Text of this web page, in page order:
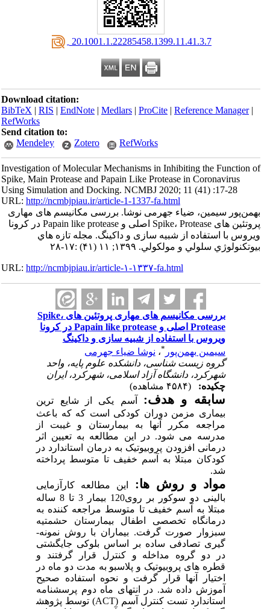
‎ 20.1001.1.22285458.1399.11.41.3.7
Download citation:
BibTeX| RIS|EndNote|Medlars|ProCite|
Send citation to:
Mendeley
Zotero
Investigation of Molecular Mechanisms in Inhibiting
Spike, Main Protease and Papain Like Protease in
Using Simulation and Docking. NCMBJ 2020; 11 (41)
URL:http://ncmbjpiau.ir/article-1-1337-fa.html
ضیاء جهرمی نوشا. بررسی مکانیسم های مهاری
پروتئین های Spike، Protease اصلی و Papain like protease در کرونا
از شبیه سازی و داکینگ. مجله تازه هاي
مولكولي. ۱۳۹۹; ۱۱ (۴۱) :۱۷-۲۸
URL:http://ncmbjpiau.ir/article-۱-۱۳۳۷-fa.html
بررسی مکانیسم های مهاری پروتئین های Spike،
Protease اصلی و Papain like protease در کرونا
با استفاده از شبیه سازی و داکینگ
بهمن‌پور ،نوشا ضیاء جهرمی
زیست شناسی، دانشکده علوم پایه، واحد
دانشگاه آزاد اسلامی، شهرکرد، ایران
و هدف:
آسم یکی از شایع­ ترین
مزمن دوران کودکی است که که باعث
مکرر آن­ها به بیمارستان و غیبت از
می­ شود. در این مطالعه به تعیین اثر
افزودن پروبیوتیک به درمان استاندارد در
مبتلا به آسم خفیف تا متوسط پرداخته
و روش­ ها:
این مطالعه کارآزمایی
بالینی دو سوکور بر روی120 بیمار 3 تا 8 ساله
به آسم خفیف تا متوسط مراجعه­ کننده به
تخصصی اطفال بیمارستان حشمتیه
صورت گرفت. بیماران با روش نمونه­
تصادفی ساده بر اساس بلوکی جای­گشتی
گروه مداخله و کنترل قرار گرفتند و
های پروبیوتیک و پلاسبو به­ مدت دو ماه در
آن­ها قرار گرفت و نحوه استفاده صحیح
داده شد. در انتهای ماه دوم پرسش­نامه
تست کنترل آسم (ACT) توسط پژوهش